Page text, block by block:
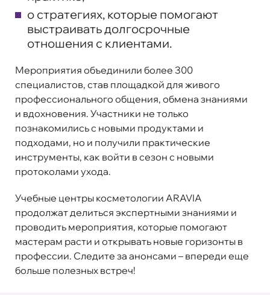
о стратегиях, которые помогают
выстраивать долгосрочные
отношения с клиентами.
Мероприятия объединили более 300
специалистов, став площадкой для живого
профессионального общения, обмена знаниями
и вдохновения. Участники не только
познакомились с новыми продуктами и
подходами, но и получили практические
инструменты, как войти в сезон с новыми
протоколами ухода.
Учебные центры косметологии ARAVIA
продолжат делиться экспертными знаниями и
проводить мероприятия, которые помогают
мастерам расти и открывать новые горизонты в
профессии. Следите за анонсами – впереди еще
больше полезных встреч!